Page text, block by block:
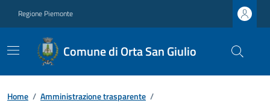
Regione Piemonte
Comune di Orta San Giulio
Home / Amministrazione trasparente /